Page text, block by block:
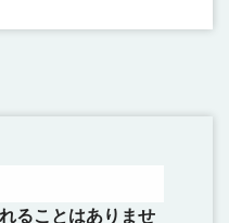
ることはありませ